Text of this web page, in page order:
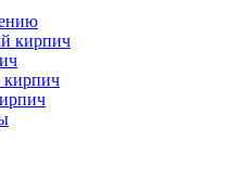
кирпич